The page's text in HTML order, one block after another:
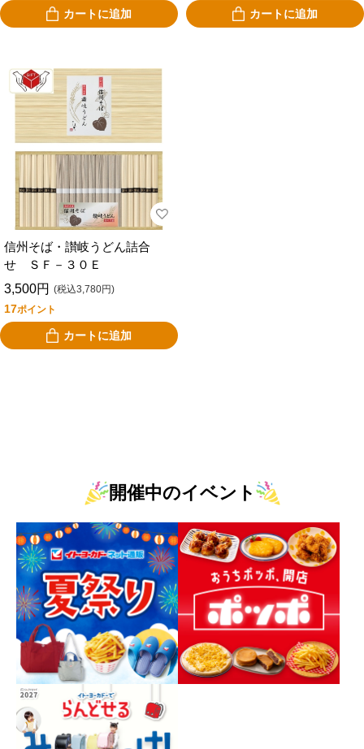
カートに追加 カートに追加
信州そば・讃岐うどん詰合
せ ＳＦ－３０Ｅ
3,500円 (税込3,780円)
17ポイント
カートに追加
開催中のイベント